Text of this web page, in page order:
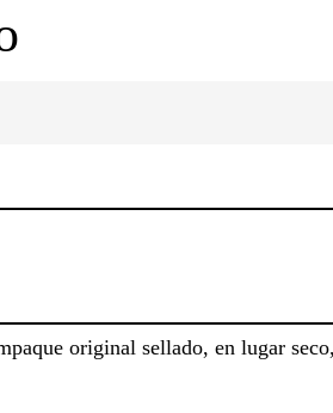
original sellado, en lugar seco,